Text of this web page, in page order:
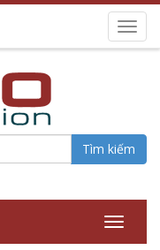
Tìm kiếm
Toggle